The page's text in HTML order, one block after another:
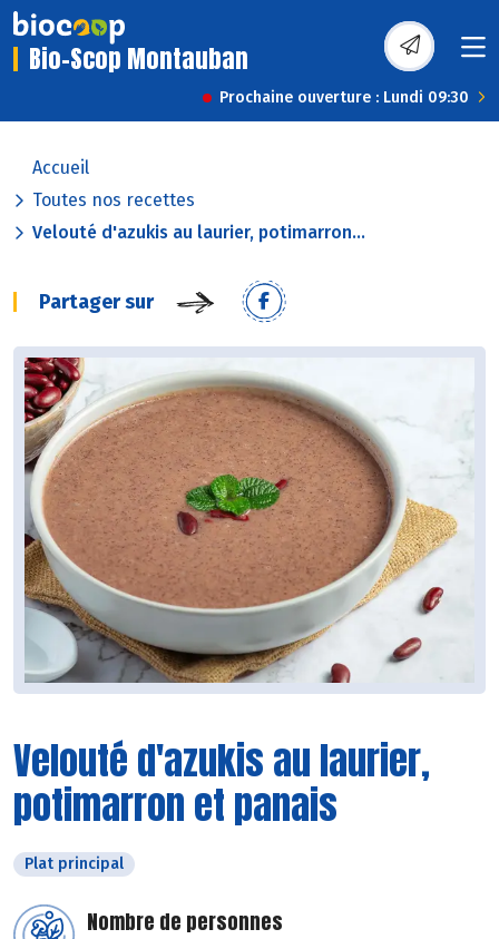
Bio-Scop Montauban
Prochaine ouverture : Lundi 09:30
Accueil
Toutes nos recettes
Velouté d'azukis au laurier, potimarron...
Partager sur
Velouté d'azukis au laurier,
potimarron et panais
Plat principal
Nombre de personnes